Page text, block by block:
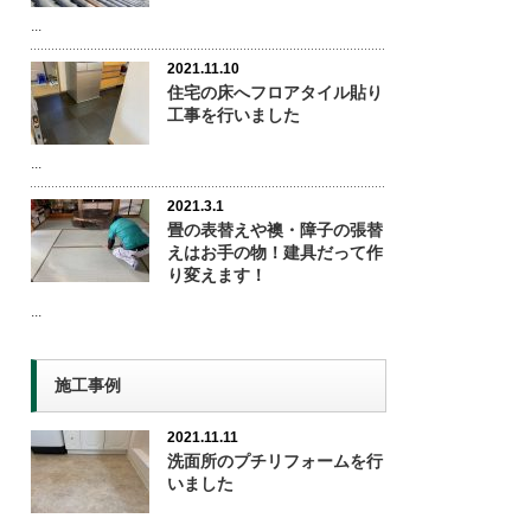
...
2021.11.10
住宅の床へフロアタイル貼り
工事を行いました
...
2021.3.1
畳の表替えや襖・障子の張替
えはお手の物！建具だって作
り変えます！
...
施工事例
2021.11.11
洗面所のプチリフォームを行
いました